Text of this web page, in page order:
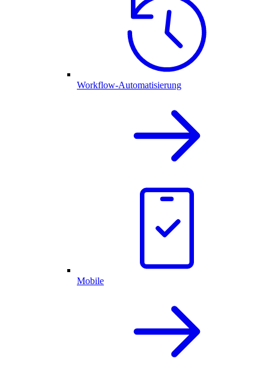
Workflow-Automatisierung
Mobile